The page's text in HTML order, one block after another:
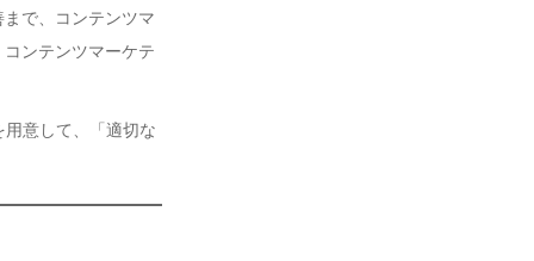
で、コンテンツマ
ンテンツマーケテ
意して、「適切な